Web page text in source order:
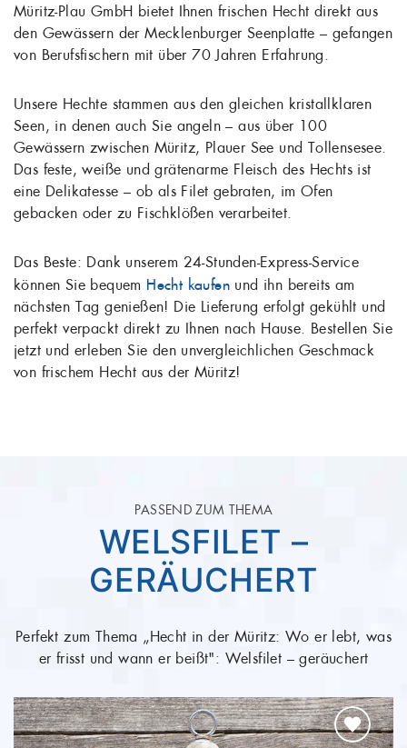
Müritz-Plau GmbH bietet Ihnen frischen Hecht direkt aus
den Gewässern der Mecklenburger Seenplatte – gefangen
von Berufsfischern mit über 70 Jahren Erfahrung.
Unsere Hechte stammen aus den gleichen kristallklaren
Seen, in denen auch Sie angeln – aus über 100
Gewässern zwischen Müritz, Plauer See und Tollensesee.
Das feste, weiße und grätenarme Fleisch des Hechts ist
eine Delikatesse – ob als Filet gebraten, im Ofen
gebacken oder zu Fischklößen verarbeitet.
Das Beste: Dank unserem 24-Stunden-Express-Service
können Sie bequem Hecht kaufen und ihn bereits am
nächsten Tag genießen! Die Lieferung erfolgt gekühlt und
perfekt verpackt direkt zu Ihnen nach Hause. Bestellen Sie
jetzt und erleben Sie den unvergleichlichen Geschmack
von frischem Hecht aus der Müritz!
PASSEND ZUM THEMA
WELSFILET –
GERÄUCHERT
Perfekt zum Thema „Hecht in der Müritz: Wo er lebt, was
er frisst und wann er beißt": Welsfilet – geräuchert